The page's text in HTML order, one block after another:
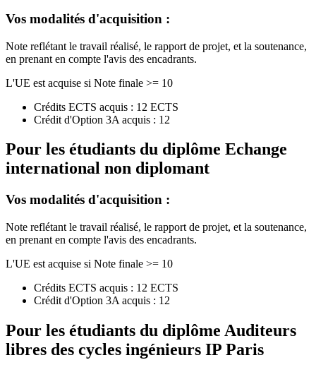
Vos modalités d'acquisition :
Note reflétant le travail réalisé, le rapport de projet, et la soutenance,
en prenant en compte l'avis des encadrants.
L'UE est acquise si Note finale >= 10
Crédits ECTS acquis : 12 ECTS
Crédit d'Option 3A acquis : 12
Pour les étudiants du diplôme Echange
international non diplomant
Vos modalités d'acquisition :
Note reflétant le travail réalisé, le rapport de projet, et la soutenance,
en prenant en compte l'avis des encadrants.
L'UE est acquise si Note finale >= 10
Crédits ECTS acquis : 12 ECTS
Crédit d'Option 3A acquis : 12
Pour les étudiants du diplôme Auditeurs
libres des cycles ingénieurs IP Paris